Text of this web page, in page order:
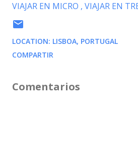
VIAJAR EN MICRO VIAJAR EN
LOCATION: LISBOA, PORTUGAL
COMPARTIR
Comentarios